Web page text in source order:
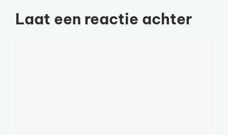
Laat een reactie achter